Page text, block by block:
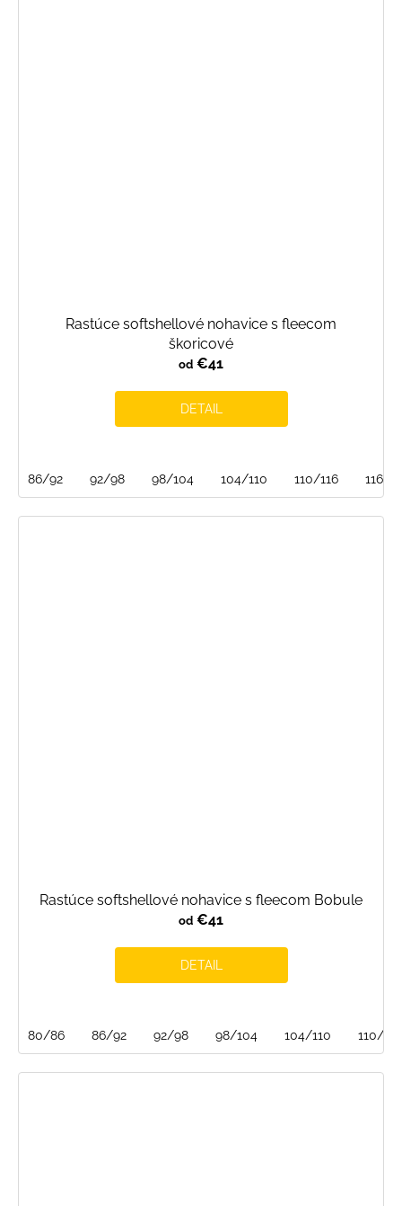
Rastúce softshellové nohavice s fleecom
škoricové
od €41
DETAIL
86/92 92/98 98/104 104/110 110/116 116/
Rastúce softshellové nohavice s fleecom Bobule
od €41
DETAIL
80/86 86/92 92/98 98/104 104/110 110/116